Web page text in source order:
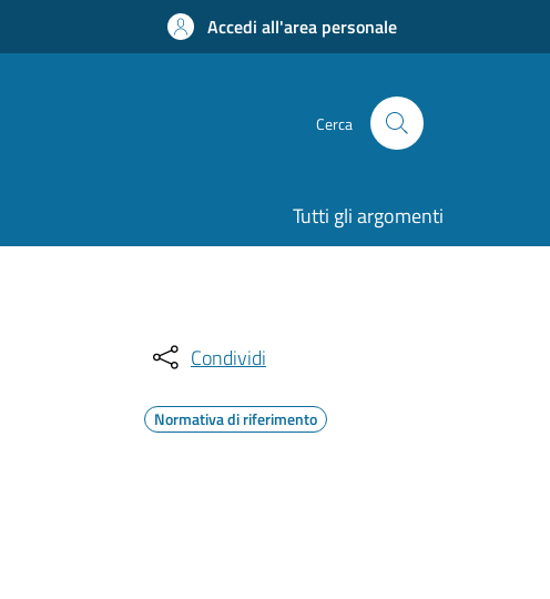
Accedi all'area personale
Cerca
Tutti gli argomenti
Condividi
Normativa di riferimento